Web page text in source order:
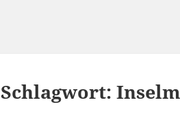
Schlagwort: